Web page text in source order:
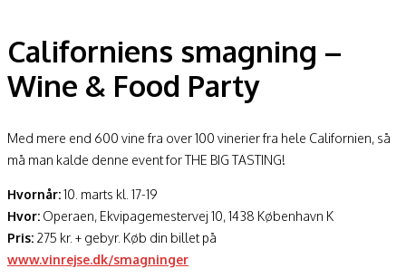
Californiens smagning –
Wine & Food Party
Med mere end 600 vine fra over 100 vinerier fra hele Californien, så
må man kalde denne event for THE BIG TASTING!
Hvornår:10. marts kl. 17-19
Hvor: Operaen, Ekvipagemestervej 10, 1438 København K
Pris: 275 kr. + gebyr. Køb din billet på
www.vinrejse.dk/smagninger